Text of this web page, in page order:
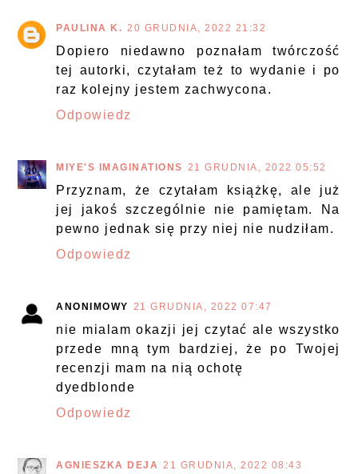
PAULINA K. 20 GRUDNIA, 2022 21:32
Dopiero niedawno poznałam twórczość
tej autorki, czytałam też to wydanie i po
raz kolejny jestem zachwycona.
Odpowiedz
MIYE'S IMAGINATIONS 21 GRUDNIA, 2022 05:52
Przyznam, że czytałam książkę, ale już
jej jakoś szczególnie nie pamiętam. Na
pewno jednak się przy niej nie nudziłam.
Odpowiedz
ANONIMOWY 21 GRUDNIA, 2022 07:47
nie mialam okazji jej czytać ale wszystko
przede mną tym bardziej, że po Twojej
recenzji mam na nią ochotę
dyedblonde
Odpowiedz
AGNIESZKA DEJA 21 GRUDNIA, 2022 08:43